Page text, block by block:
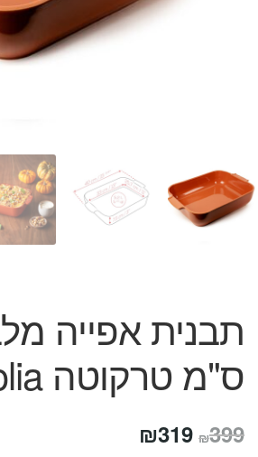
המותגים שלנו
תשלום
ס"מ טרקוטה Appolia
₪399 המחיר
₪319